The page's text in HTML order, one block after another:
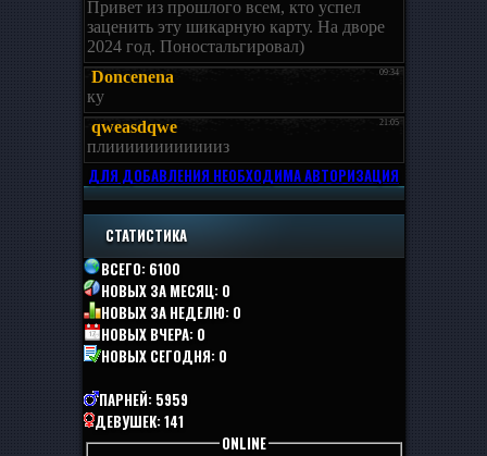
ДЛЯ ДОБАВЛЕНИЯ НЕОБХОДИМА АВТОРИЗАЦИЯ
СТАТИСТИКА
ВСЕГО: 6100
НОВЫХ ЗА МЕСЯЦ: 0
НОВЫХ ЗА НЕДЕЛЮ: 0
НОВЫХ ВЧЕРА: 0
НОВЫХ СЕГОДНЯ: 0
ПАРНЕЙ: 5959
ДЕВУШЕК: 141
ONLINE